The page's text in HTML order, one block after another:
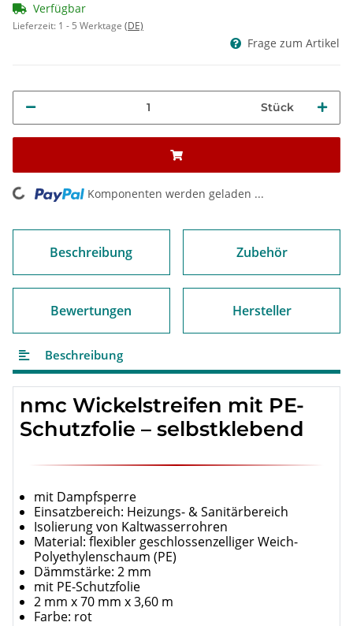
Verfügbar
Lieferzeit: 1 - 5 Werktage (DE)
Frage zum Artikel
Stück
Komponenten werden geladen ...
Beschreibung Zubehör
Bewertungen Hersteller
Beschreibung
nmc Wickelstreifen mit PE-
Schutzfolie – selbstklebend
mit Dampfsperre
Einsatzbereich: Heizungs- & Sanitärbereich
Isolierung von Kaltwasserrohren
Material: flexibler geschlossenzelliger Weich-
Polyethylenschaum (PE)
Dämmstärke: 2 mm
mit PE-Schutzfolie
2 mm x 70 mm x 3,60 m
Farbe: rot